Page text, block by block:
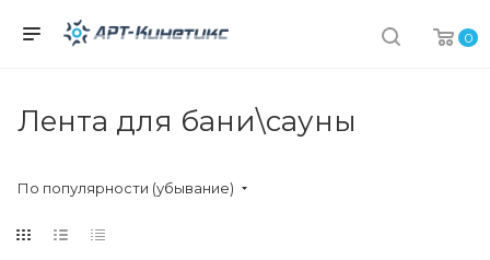
0
Лента для бани\сауны
По популярности (убывание)